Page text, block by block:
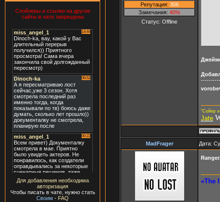
Спойлеры и ссылки на другие
сайты в чате запрещены
Для добавления необходима
авторизация
Чтобы писать в чате, нужно стать
Своим - FAQ
Репутация: 306
Замечания: 40%
Статус: Offline
"Сойер
Jate
MadFrager Дата:
«The